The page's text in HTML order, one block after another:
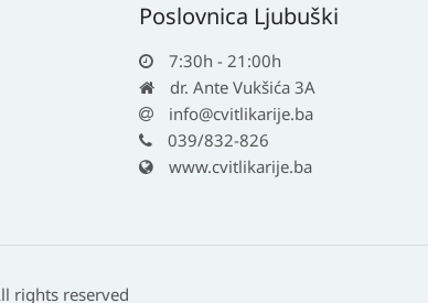
Poslovnica Ljubuški
7:30h - 21:00h
dr. Ante Vukšića 3A
info@cvitlikarije.ba
039/832-826
www.cvitlikarije.ba
rights reserved